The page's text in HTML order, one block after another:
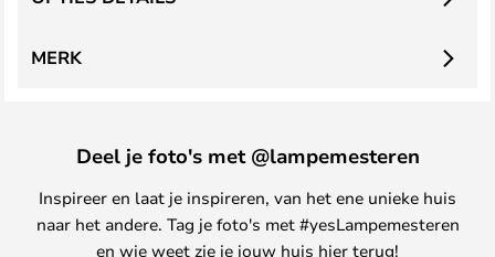
MERK
Deel je foto's met @lampemesteren
Inspireer en laat je inspireren, van het ene unieke huis
naar het andere. Tag je foto's met #yesLampemesteren
en wie weet zie je jouw huis hier terug!